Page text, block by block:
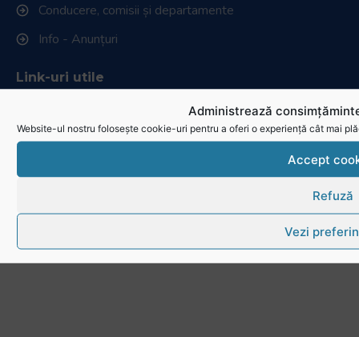
Administrează
Website-ul nostru folosește cookie-uri pentru a oferi o experiență cât mai
Accept
Refuză
Vezi
Conducere, comisii și departamente
Info - Anunțuri
Link-uri utile
Politica de utilizare cookies